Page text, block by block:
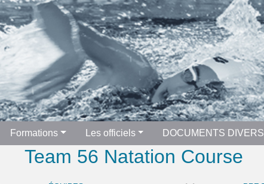
Formations Les officiels DOCUMENTS DIVERS
Team 56 Natation Course